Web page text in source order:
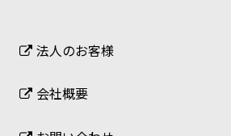
法人のお客様
会社概要